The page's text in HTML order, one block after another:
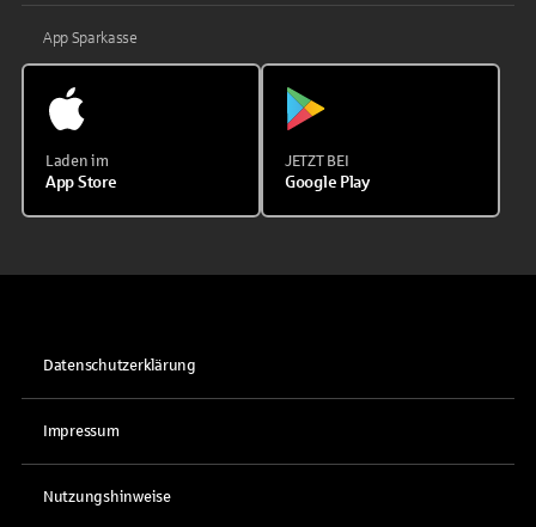
App Sparkasse
Laden im
App Store
JETZT BEI
Google Play
Datenschutzerklärung
Impressum
Nutzungshinweise